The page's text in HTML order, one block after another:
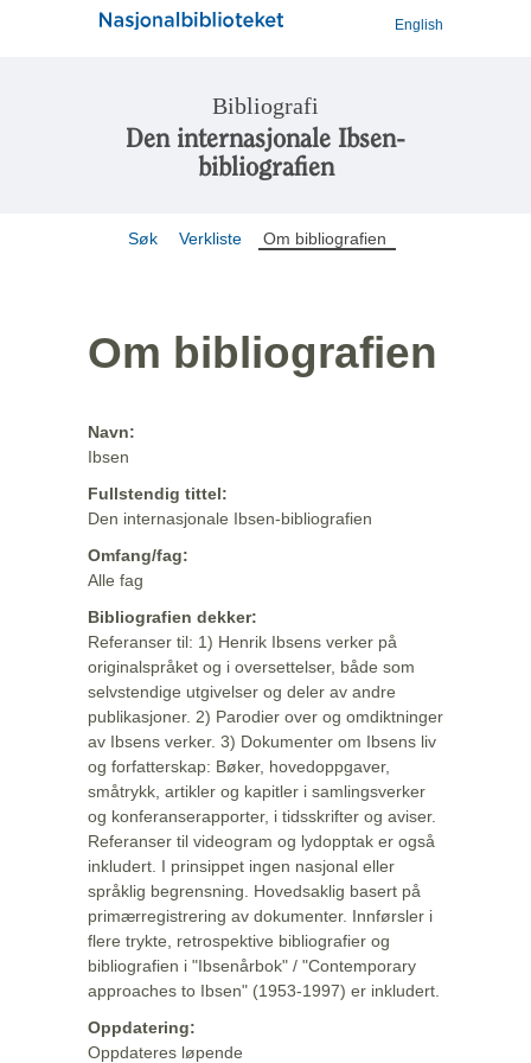
English
Bibliografi
Den internasjonale Ibsen-
bibliografien
Søk Verkliste Om bibliografien
Om bibliografien
Navn:
Ibsen
Fullstendig tittel:
Den internasjonale Ibsen-bibliografien
Omfang/fag:
Alle fag
Bibliografien dekker:
Referanser til: 1) Henrik Ibsens verker på
originalspråket og i oversettelser, både som
selvstendige utgivelser og deler av andre
publikasjoner. 2) Parodier over og omdiktninger
av Ibsens verker. 3) Dokumenter om Ibsens liv
og forfatterskap: Bøker, hovedoppgaver,
småtrykk, artikler og kapitler i samlingsverker
og konferanserapporter, i tidsskrifter og aviser.
Referanser til videogram og lydopptak er også
inkludert. I prinsippet ingen nasjonal eller
språklig begrensning. Hovedsaklig basert på
primærregistrering av dokumenter. Innførsler i
flere trykte, retrospektive bibliografier og
bibliografien i "Ibsenårbok" / "Contemporary
approaches to Ibsen" (1953-1997) er inkludert.
Oppdatering:
Oppdateres løpende